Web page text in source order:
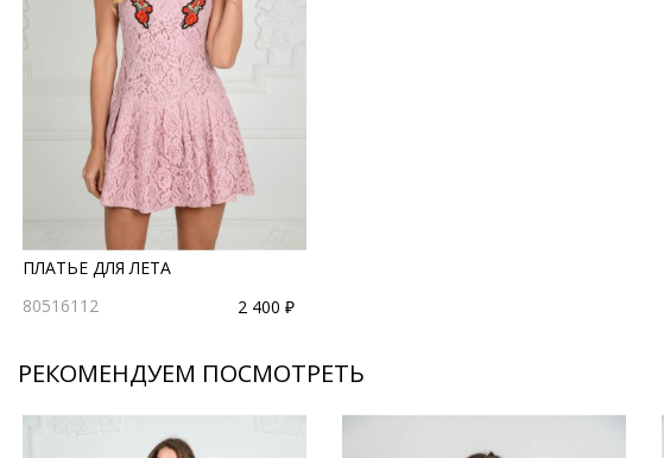
ПЛАТЬЕ ДЛЯ ЛЕТА
80516112
2 400 ₽
РЕКОМЕНДУЕМ ПОСМОТРЕТЬ